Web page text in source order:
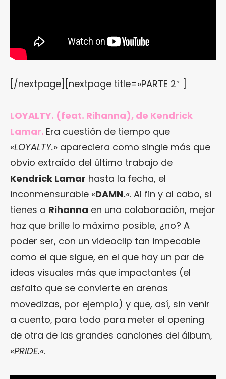
[/nextpage][nextpage title=»PARTE 2″ ]
LOYALTY. (feat. Rihanna), de Kendrick
Lamar. Era cuestión de tiempo que
«LOYALTY.» apareciera como single más que
obvio extraído del último trabajo de
Kendrick Lamar hasta la fecha, el
inconmensurable «DAMN.«. Al fin y al cabo, si
tienes a Rihanna en una colaboración, mejor
haz que brille lo máximo posible, ¿no? A
poder ser, con un videoclip tan impecable
como el que sigue, en el que hay un par de
ideas visuales más que impactantes (el
asfalto que se convierte en arenas
movedizas, por ejemplo) y que, así, sin venir
a cuento, para todo para meter el opening
de otra de las grandes canciones del álbum,
«PRIDE.«.